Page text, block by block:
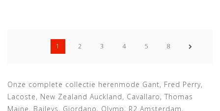
1 2 3 4 5 8
Onze complete collectie herenmode Gant, Fred Perry,
Lacoste, New Zealand Auckland, Cavallaro, Thomas
Maine, Baileys, Giordano, Olymp, R2 Amsterdam,